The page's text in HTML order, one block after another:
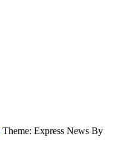
Theme: Express News By